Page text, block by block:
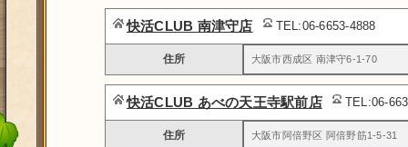
快活CLUB 南津守店 TEL:06-6653-4888
住所 大阪市西成区 南津守6-1-70
快活CLUB あべの天王寺駅前店 TEL:06-
住所 大阪市阿倍野区 阿倍野筋1-5-31